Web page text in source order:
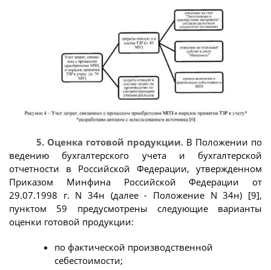
5. Оценка готовой продукции. В Положении по
ведению бухгалтерского учета и бухгалтерской
отчетности в Российской Федерации, утвержденном
Приказом Минфина Российской Федерации от
29.07.1998 г. N 34н (далее - Положение N 34н) [9],
пунктом 59 предусмотрены следующие варианты
оценки готовой продукции:
по фактической производственной
себестоимости;